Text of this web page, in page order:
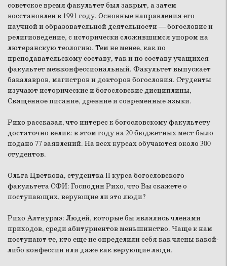
советское время факультет был закрыт, а затем
восстановлен в 1991 году. Основные направления его
научной и образовательной деятельности — богословие и
религиоведение, с исторически сложившимся упором на
лютеранскую теологию. Тем не менее, как по
преподавательскому составу, так и по составу учащихся
факультет межконфессиональный. Факультет выпускает
бакалавров, магистров и докторов богословия. Студенты
изучают исторические и богословские дисциплины,
Священное писание, древние и современные языки.
Рихо рассказал, что интерес к богословскому факультету
достаточно велик: в этом году на 20 бюджетных мест было
подано 77 заявлений. На всех курсах обучаются около 300
студентов.
Ольга Цветкова, студентка II курса богословского
факультета СФИ: Господин Рихо, что Вы скажете о
поступающих, верующие ли это люди?
Рихо Алтнурмэ: Людей, которые бы являлись членами
приходов, среди абитуриентов меньшинство. Чаще к нам
поступают те, кто еще не определили себя как члены какой-
либо конфессии или даже как верующие люди.